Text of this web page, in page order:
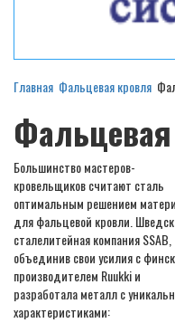
Главная Фальцевая кровля
Большинство мастеров-
кровельщиков считают сталь
оптимальным решением
для фальцевой кровли.
сталелитейная компания SSAB,
объединив свои усилия с
производителем Ruukki и
разработала металл с
характеристиками: